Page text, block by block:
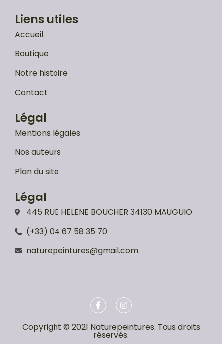
Liens utiles
Accueil
Boutique
Notre histoire
Contact
Légal
Mentions légales
Nos auteurs
Plan du site
Légal
445 RUE HELENE BOUCHER 34130 MAUGUIO
(+33) 04 67 58 35 70
naturepeintures@gmail.com
Copyright © 2021 Naturepeintures. Tous droits
réservés.